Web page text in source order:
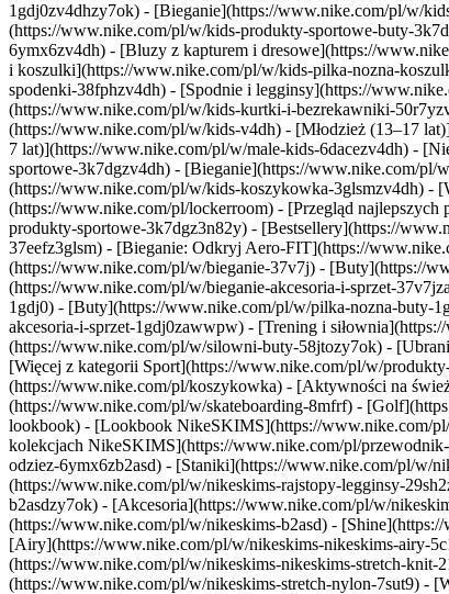
1gdj0zv4dhzy7ok) - [Bieganie](https://www.nike.com/pl/w/
(https://www.nike.com/pl/w/kids-produkty-sportowe-buty-
6ymx6zv4dh) - [Bluzy z kapturem i dresowe](https://
i koszulki](https://www.nike.com/pl/w/kids-pilka-nozna-
spodenki-38fphzv4dh) - [Spodnie i legginsy](https://
(https://www.nike.com/pl/w/kids-kurtki-i-bezrekawniki-
(https://www.nike.com/pl/w/kids-v4dh) - [Młodzież (13–17
7 lat)](https://www.nike.com/pl/w/male-kids-6dacezv4dh) -
sportowe-3k7dgzv4dh) - [Bieganie](https://www.nike.com/
(https://www.nike.com/pl/w/kids-koszykowka-3glsmzv4dh) -
(https://www.nike.com/pl/lockerroom) - [Przegląd
produkty-sportowe-3k7dgz3n82y) - [Bestsellery](https://
37eefz3glsm) - [Bieganie: Odkryj Aero-FIT](https://
(https://www.nike.com/pl/w/bieganie-37v7j) - [Buty](https://
(https://www.nike.com/pl/w/bieganie-akcesoria-i-sprzet-
1gdj0) - [Buty](https://www.nike.com/pl/w/pilka-nozna-buty-
akcesoria-i-sprzet-1gdj0zawwpw) - [Trening i
(https://www.nike.com/pl/w/silowni-buty-58jtozy7ok) -
[Więcej z kategorii Sport](https://www.nike.com/pl/w/
(https://www.nike.com/pl/koszykowka) - [Aktywności na
(https://www.nike.com/pl/w/skateboarding-8mfrf) -
lookbook) - [Lookbook NikeSKIMS](https://www.nike.com/
kolekcjach NikeSKIMS](https://www.nike.com/pl/
odziez-6ymx6zb2asd) - [Staniki](https://www.nike.com/pl/w/
(https://www.nike.com/pl/w/nikeskims-rajstopy-legginsy-
b2asdzy7ok) - [Akcesoria](https://www.nike.com/pl/w/
(https://www.nike.com/pl/w/nikeskims-b2asd) -
[Airy](https://www.nike.com/pl/w/nikeskims-nikeskims-airy-
(https://www.nike.com/pl/w/nikeskims-nikeskims-stretch-
(https://www.nike.com/pl/w/nikeskims-stretch-nylon-7sut9) -